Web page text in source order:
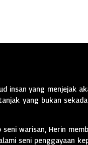
insan yang menjejak
yang bukan
warisan, Herin
seni penggayaan